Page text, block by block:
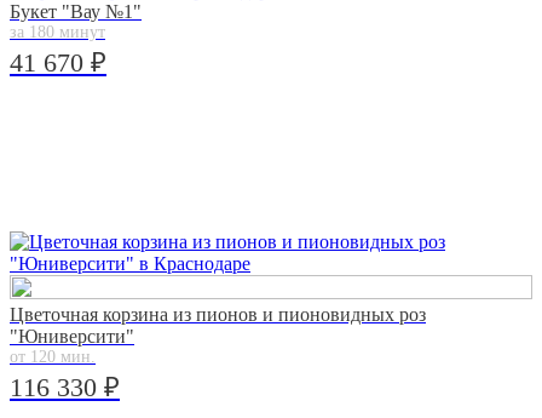
Букет "Вау №1"
за 180 минут
41 670 ₽
Цветочная корзина из пионов и пионовидных роз
"Юниверсити"
от 120 мин.
116 330 ₽